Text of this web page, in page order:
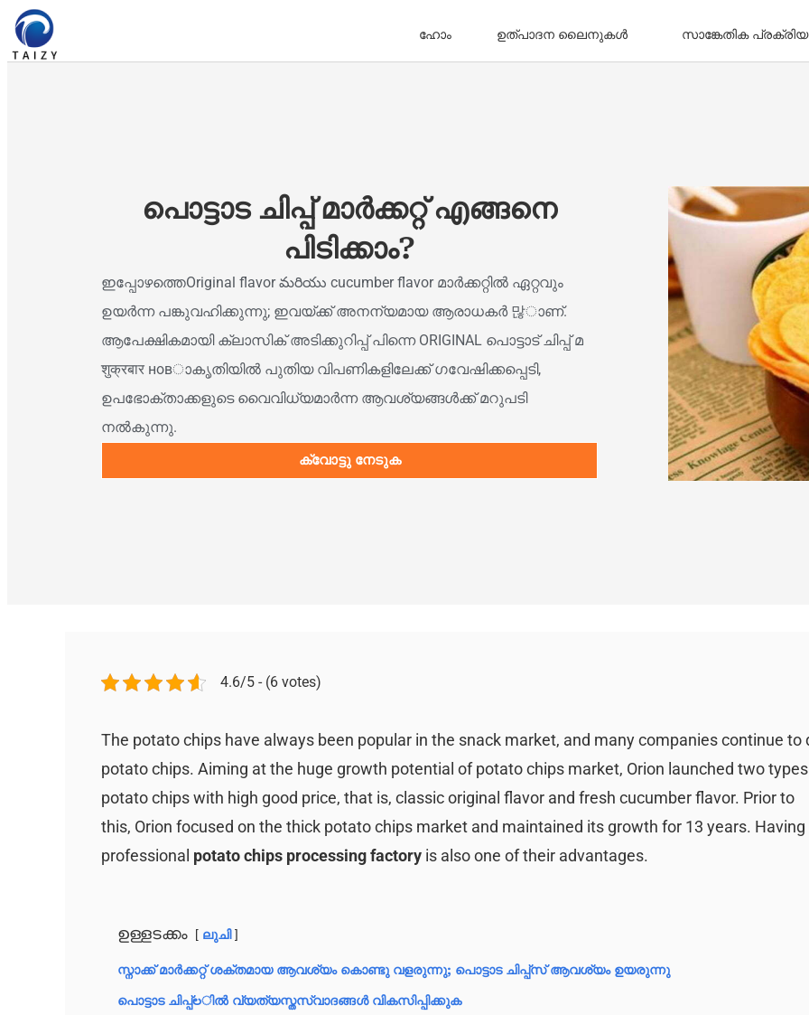
ഹോം ഉത്പാദന ലൈനുകൾ സാങ്കേതിക പ്രക്രിയ
പൊട്ടാട ചിപ്പ് മാർക്കറ്റ് എങ്ങനെ
പിടിക്കാം?
ഇപ്പോഴത്തെOriginal flavor మరియు cucumber flavor മാർക്കറ്റിൽ ഏറ്റവും
ഉയർന്ന പങ്കുവഹിക്കുന്നു; ഇവയ്ക്ക് അനന്യമായ ആരാധകർ 많ാണ്.
ആപേക്ഷികമായി ക്ലാസിക് അടിക്കുറിപ്പ് പിന്നെ ORIGINAL പൊട്ടാട് ചിപ്പ് മ
शुक्रबार новാകൃതിയിൽ പുതിയ വിപണികളിലേക്ക് ഗവേഷിക്കപ്പെടി,
ഉപഭോക്താക്കളുടെ വൈവിധ്യമാർന്ന ആവശ്യങ്ങൾക്ക് മറുപടി
നൽകുന്നു.
ക്വോട്ടു നേടുക
4.6/5 - (6 votes)
The potato chips have always been popular in the snack market, and many companies continue to
potato chips. Aiming at the huge growth potential of potato chips market, Orion launched two
potato chips with high good price, that is, classic original flavor and fresh cucumber flavor. Prior to
this, Orion focused on the thick potato chips market and maintained its growth for 13 years. Having
professional potato chips processing factory is also one of their advantages.
ഉള്ളടക്കം ലുചി
സ്നാക്ക് മാർക്കറ്റ് ശക്തമായ ആവശ്യം കൊണ്ടു വളരുന്നു; പൊട്ടാട ചിപ്പ്‌സ് ആവശ്യം ഉയരുന്നു
പൊട്ടാട ചിപ്പ്‌లിൽ വ്യത്യസ്തസ്വാദങ്ങൾ വികസിപ്പിക്കുക